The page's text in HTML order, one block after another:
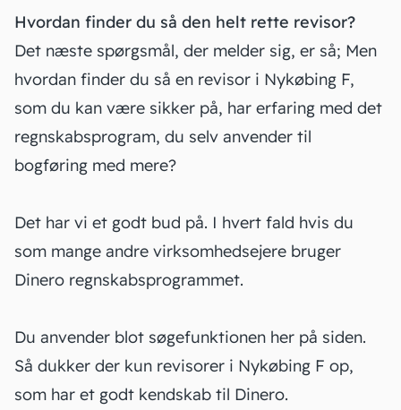
Hvordan finder du så den helt rette revisor?
Det næste spørgsmål, der melder sig, er så; Men
hvordan finder du så en revisor i Nykøbing F,
som du kan være sikker på, har erfaring med det
regnskabsprogram, du selv anvender til
bogføring med mere?
Det har vi et godt bud på. I hvert fald hvis du
som mange andre virksomhedsejere bruger
Dinero regnskabsprogrammet.
Du anvender blot søgefunktionen her på siden.
Så dukker der kun revisorer i Nykøbing F op,
som har et godt kendskab til Dinero.